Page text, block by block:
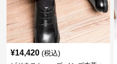
¥14,420 (税込)